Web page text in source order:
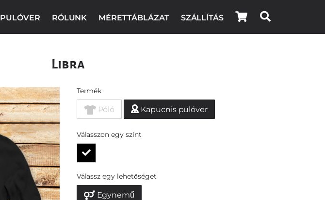
PULÓVER RÓLUNK MÉRETTÁBLÁZAT SZÁLLÍTÁS
Libra
Termék
Póló Kapucnis pulóver
Válasszon egy színt
Válassz egy lehetőséget
Egynemű